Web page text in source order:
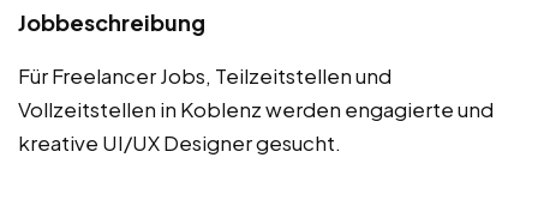
Jobbeschreibung
Für Freelancer Jobs, Teilzeitstellen und
Vollzeitstellen in Koblenz werden engagierte und
kreative UI/UX Designer gesucht.